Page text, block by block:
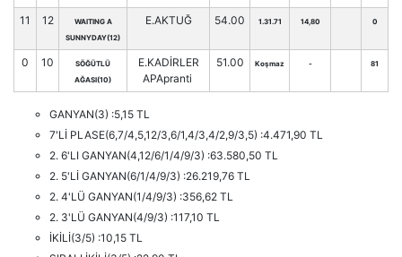
11 12
WAITING A
SUNNYDAY(12)
E.AKTUĞ 54.00 1.31.71 14,80 0
0 10
SÖĞÜTLÜ
AĞASI(10)
E.KADİRLER
APApranti
51.00 Koşmaz - 81
GANYAN(3) :5,15 TL
7'Lİ PLASE(6,7/4,5,12/3,6/1,4/3,4/2,9/3,5) :4.471,90 TL
2. 6'LI GANYAN(4,12/6/1/4/9/3) :63.580,50 TL
2. 5'Lİ GANYAN(6/1/4/9/3) :26.219,76 TL
2. 4'LÜ GANYAN(1/4/9/3) :356,62 TL
2. 3'LÜ GANYAN(4/9/3) :117,10 TL
İKİLİ(3/5) :10,15 TL